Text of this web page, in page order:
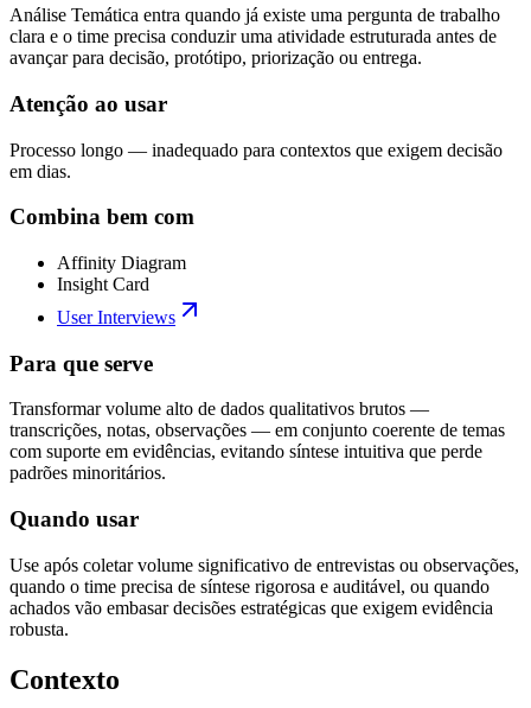
Análise Temática entra quando já existe uma pergunta de trabalho
clara e o time precisa conduzir uma atividade estruturada antes de
avançar para decisão, protótipo, priorização ou entrega.
Atenção ao usar
Processo longo — inadequado para contextos que exigem decisão
em dias.
Combina bem com
Affinity Diagram
Insight Card
User Interviews
Para que serve
Transformar volume alto de dados qualitativos brutos —
transcrições, notas, observações — em conjunto coerente de temas
com suporte em evidências, evitando síntese intuitiva que perde
padrões minoritários.
Quando usar
Use após coletar volume significativo de entrevistas ou observações,
quando o time precisa de síntese rigorosa e auditável, ou quando
achados vão embasar decisões estratégicas que exigem evidência
robusta.
Contexto